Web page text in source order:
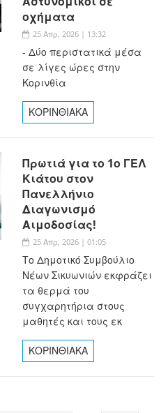
οχήματα
25 Απρ, 2026 | 13:32
- Δύο περιστατικά μέσα
σε λίγες ώρες στην
Κορινθία
ΚΟΡΙΝΘΙΑΚΑ
Πρωτιά για το 1ο ΓΕΛ
Κιάτου στον
Πανελλήνιο
Διαγωνισμό
Αιμοδοσίας!
25 Απρ, 2026 | 01:05
Το Δημοτικό Συμβούλιο
Νέων Σικυωνιών εκφράζει
τα θερμά του
συγχαρητήρια στους
μαθητές και τους εκ
ΚΟΡΙΝΘΙΑΚΑ